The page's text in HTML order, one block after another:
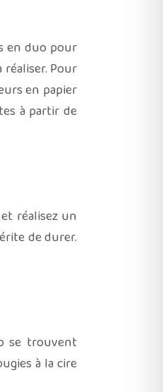
en duo pour
Pour
en papier
à partir de
réalisez un
de durer.
se trouvent
à la cire